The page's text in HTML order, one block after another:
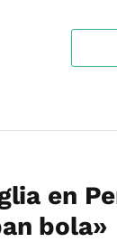
en
bola»